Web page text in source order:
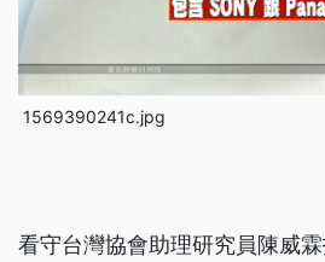
1569390241c.jpg
看守台灣協會助理研究員陳威